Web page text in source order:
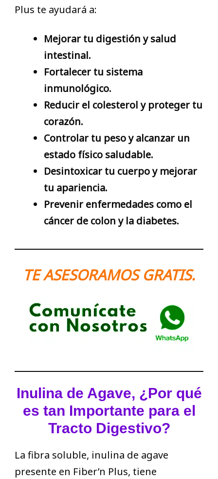
Plus te ayudará a:
Mejorar tu digestión y salud
intestinal.
Fortalecer tu sistema
inmunológico.
Reducir el colesterol y proteger tu
corazón.
Controlar tu peso y alcanzar un
estado físico saludable.
Desintoxicar tu cuerpo y mejorar
tu apariencia.
Prevenir enfermedades como el
cáncer de colon y la diabetes.
TE ASESORAMOS GRATIS.
Inulina de Agave, ¿Por qué
es tan Importante para el
Tracto Digestivo?
La fibra soluble, inulina de agave
presente en Fiber’n Plus, tiene